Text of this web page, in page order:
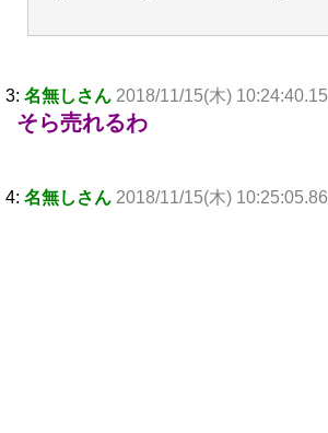
3: 名無しさん 2018/11/15(木) 10:24:40.15
そら売れるわ
4: 名無しさん 2018/11/15(木) 10:25:05.86